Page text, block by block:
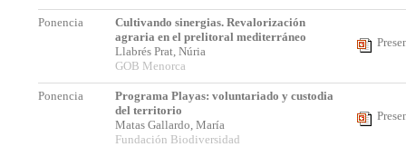
Ponencia
Cultivando sinergias. Revalorización
agraria en el prelitoral mediterráneo
Llabrés Prat, Núria
GOB Menorca
Ponencia
Programa Playas: voluntariado y custodia
del territorio
Matas Gallardo, María
Fundación Biodiversidad